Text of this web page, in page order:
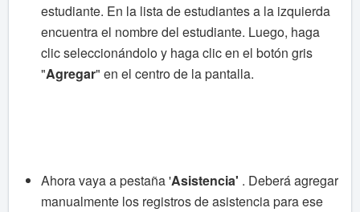
estudiante. En la lista de estudiantes a la izquierda
encuentra el nombre del estudiante. Luego, haga
clic seleccionándolo y haga clic en el botón gris
"Agregar" en el centro de la pantalla.
Ahora vaya a pestaña 'Asistencia' . Deberá agregar
manualmente los registros de asistencia para ese